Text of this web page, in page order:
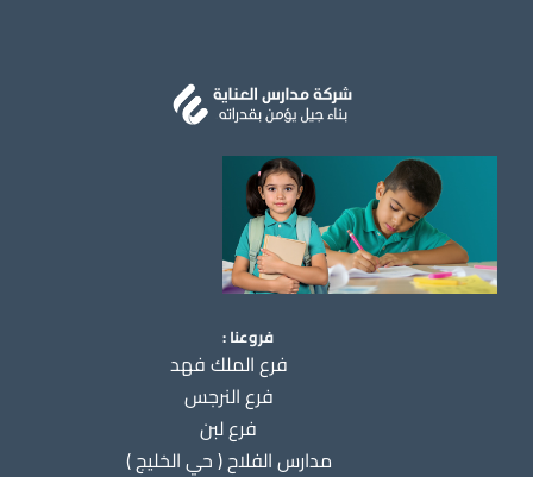
فروعنا :
فرع الملك فهد
فرع النرجس
فرع لبن
مدارس الفلاح ( حي الخليج )